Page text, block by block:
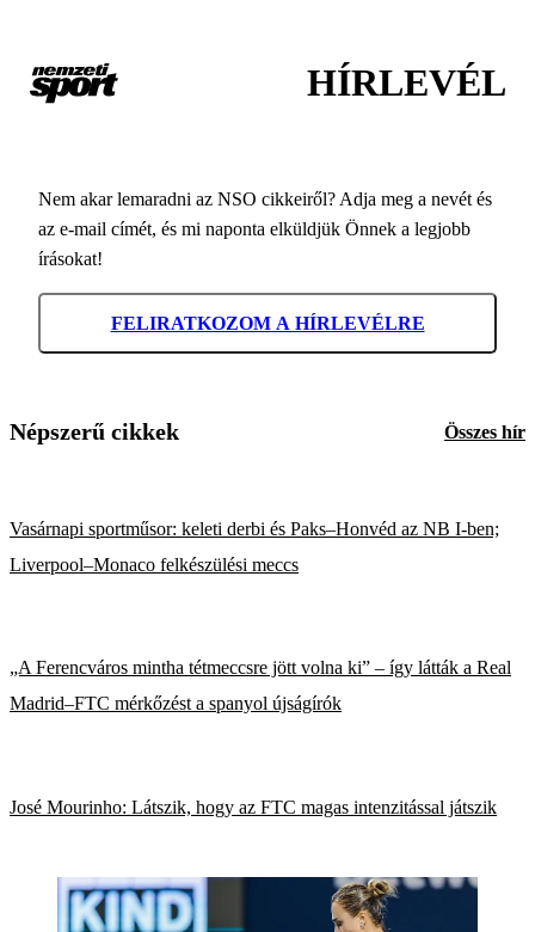
HÍRLEVÉL
Nem akar lemaradni az NSO cikkeiről? Adja meg a nevét és
az e-mail címét, és mi naponta elküldjük Önnek a legjobb
írásokat!
FELIRATKOZOM A HÍRLEVÉLRE
Népszerű cikkek Összes hír
Vasárnapi sportműsor: keleti derbi és Paks–Honvéd az NB I-ben;
Liverpool–Monaco felkészülési meccs
„A Ferencváros mintha tétmeccsre jött volna ki” – így látták a Real
Madrid–FTC mérkőzést a spanyol újságírók
José Mourinho: Látszik, hogy az FTC magas intenzitással játszik